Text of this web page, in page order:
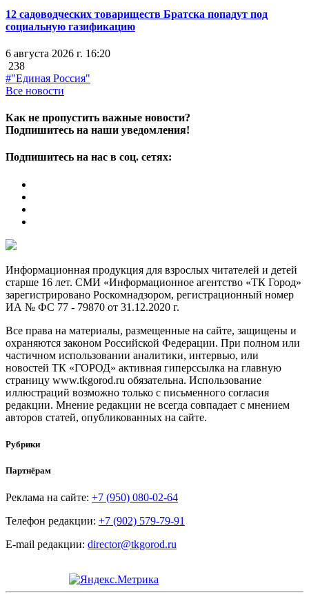
12 садоводческих товариществ Братска попадут под
социальную газификацию
6 августа 2026 г. 16:20
238
#"Единая Россия"
Все новости
Как не пропустить важные новости?
Подпишитесь на наши уведомления!
Подпишитесь на нас в соц. сетях:
Информационная продукция для взрослых читателей и детей
старше 16 лет. СМИ «Информационное агентство «ТК Город»
зарегистрировано Роскомнадзором, регистрационный номер
ИА № ФС 77 - 79870 от 31.12.2020 г.
Все права на материалы, размещенные на сайте, защищены и
охраняются законом Российской Федерации. При полном или
частичном использовании аналитики, интервью, или
новостей ТК «ГОРОД» активная гиперссылка на главную
страницу www.tkgorod.ru обязательна. Использование
иллюстраций возможно только с письменного согласия
редакции. Мнение редакции не всегда совпадает с мнением
авторов статей, опубликованных на сайте.
Рубрики
Партнёрам
Реклама на сайте: +7 (950) 080-02-64
Телефон редакции: +7 (902) 579-79-91
E-mail редакции: director@tkgorod.ru